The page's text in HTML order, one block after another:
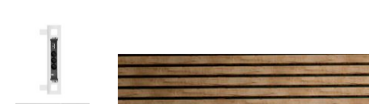
Akustik Deckensegel &
Wandpaneele
Regalschränke
Büro Schrankwände